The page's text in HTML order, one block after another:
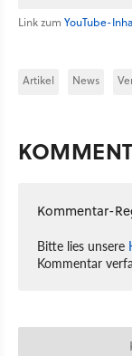
Link zum YouTube-
Artikel News
Kommentar-
Bitte lies unsere
Kommentar